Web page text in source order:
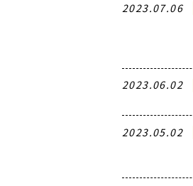
2023.07.06
2023.06.02
2023.05.02